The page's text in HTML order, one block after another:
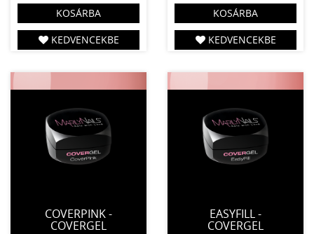
KOSÁRBA
KEDVENCEKBE
KOSÁRBA
KEDVENCEKBE
COVERPINK -
COVERGEL
EASYFILL -
COVERGEL